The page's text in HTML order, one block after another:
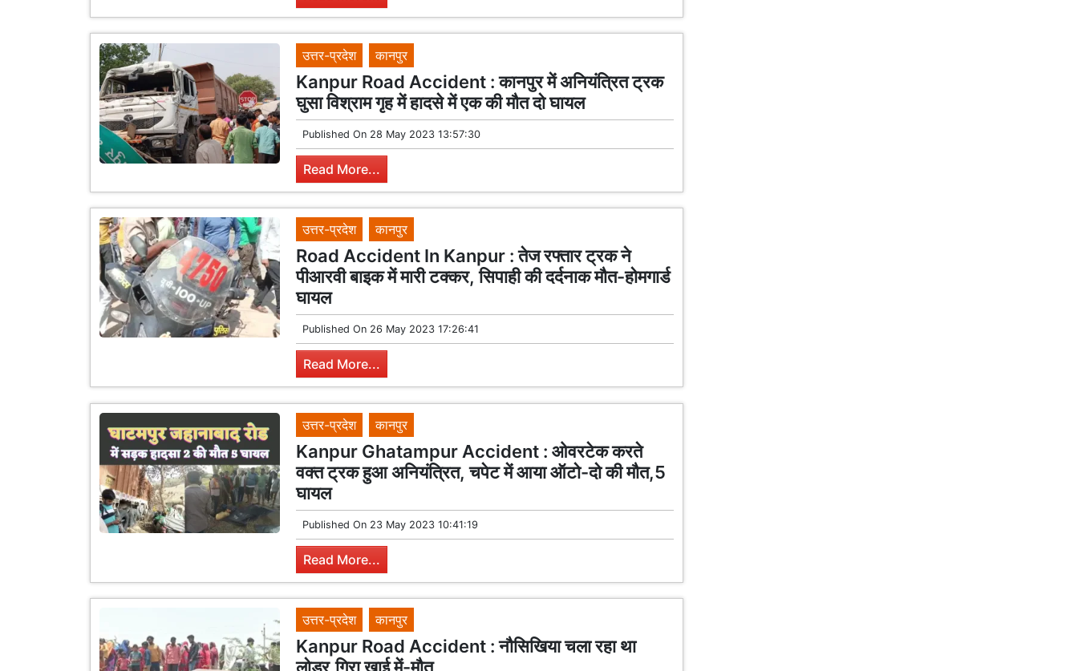
उत्तर-प्रदेश कानपुर
Kanpur Road Accident : कानपुर में अनियंत्रित ट्रक
घुसा विश्राम गृह में हादसे में एक की मौत दो घायल
Published On 28 May 2023 13:57:30
Read More...
उत्तर-प्रदेश कानपुर
Road Accident In Kanpur : तेज रफ्तार ट्रक ने
पीआरवी बाइक में मारी टक्कर, सिपाही की दर्दनाक मौत-होमगार्ड
घायल
Published On 26 May 2023 17:26:41
Read More...
उत्तर-प्रदेश कानपुर
Kanpur Ghatampur Accident : ओवरटेक करते
वक्त ट्रक हुआ अनियंत्रित, चपेट में आया ऑटो-दो की मौत,5
घायल
Published On 23 May 2023 10:41:19
Read More...
उत्तर-प्रदेश कानपुर
Kanpur Road Accident : नौसिखिया चला रहा था